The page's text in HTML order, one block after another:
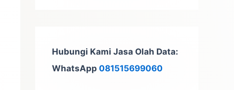
Hubungi Kami Jasa Olah Data:
WhatsApp 081515699060